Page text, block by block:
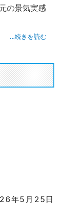
の景気実感
…続きを読む
年5月25日